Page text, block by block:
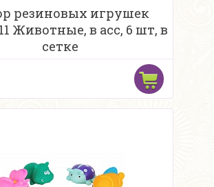
резиновых игрушек
Животные, в асс, 6 шт, в
сетке